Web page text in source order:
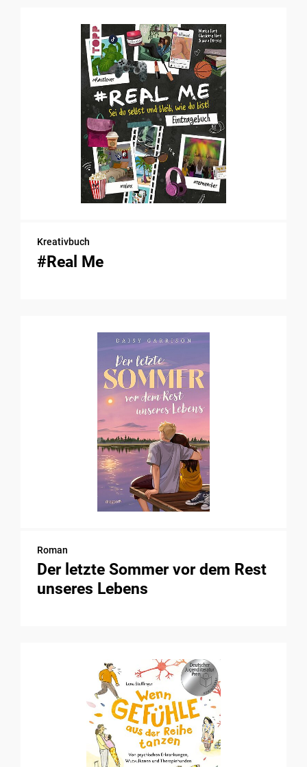
Kreativbuch
#Real Me
Roman
Der letzte Sommer vor dem Rest
unseres Lebens